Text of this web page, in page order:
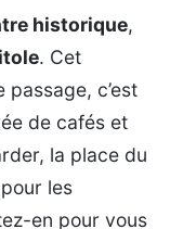
historique,
. Cet
passage, c’est
de cafés et
la place du
les
en pour vous